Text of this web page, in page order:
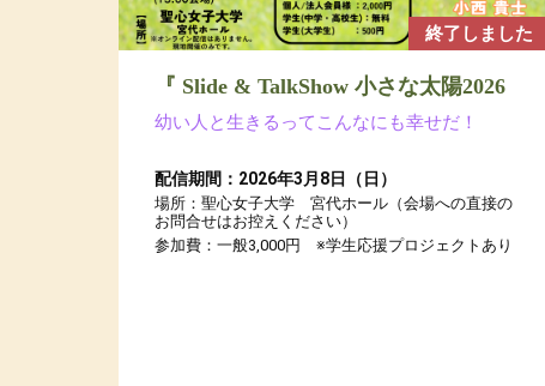
終了しました
『 Slide & TalkShow 小さな太陽2026
幼い人と生きるってこんなにも幸せだ！
配信期間：2026年3月8日（日）
場所：聖心女子大学 宮代ホール（会場への直接の
お問合せはお控えください）
参加費：一般3,000円 ※学生応援プロジェクトあり